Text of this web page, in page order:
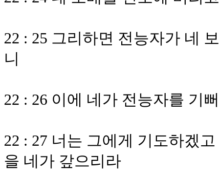
22 : 25 그리하면 전능자가 네
니
22 : 26 이에 네가 전능자를 기
22 : 27 너는 그에게 기도하겠
을 네가 갚으리라